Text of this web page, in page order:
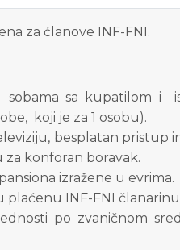
za ćlanove INF-FNI.
sa kupatilom i
koji je za 1 osobu).
besplatan pristup
konforan boravak.
izražene u evrima.
plaćenu INF-FNI
po zvaničnom